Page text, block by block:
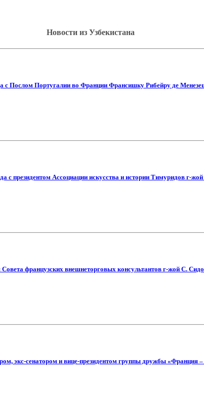
Новости из Узбекистана
с Послом Португалии во Франции Франсишку Рибейру де
с президентом Ассоциации искусства и истории Тимуридов г-
французских внешнеторговых консультантов г-жой С.
экс-сенатором и вице-президентом группы дружбы «Франция